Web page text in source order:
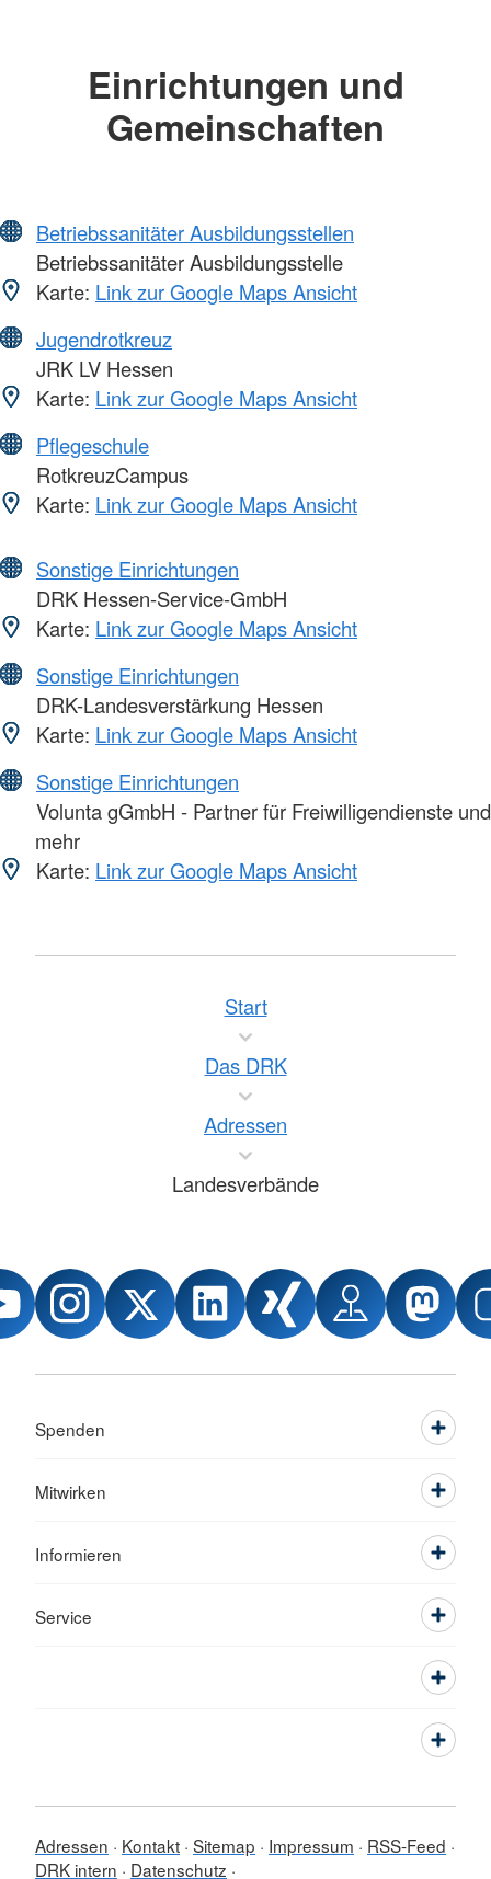
Einrichtungen und
Gemeinschaften
Betriebssanitäter Ausbildungsstellen
Betriebssanitäter Ausbildungsstelle
Karte: Link zur Google Maps Ansicht
Jugendrotkreuz
JRK LV Hessen
Karte: Link zur Google Maps Ansicht
Pflegeschule
RotkreuzCampus
Karte: Link zur Google Maps Ansicht
Sonstige Einrichtungen
DRK Hessen-Service-GmbH
Karte: Link zur Google Maps Ansicht
Sonstige Einrichtungen
DRK-Landesverstärkung Hessen
Karte: Link zur Google Maps Ansicht
Sonstige Einrichtungen
Volunta gGmbH - Partner für Freiwilligendienste und
mehr
Karte: Link zur Google Maps Ansicht
Start
Das DRK
Adressen
Landesverbände
Spenden
Mitwirken
Informieren
Service
Adressen Kontakt Sitemap Impressum
RSS-Feed
DRK intern
Datenschutz